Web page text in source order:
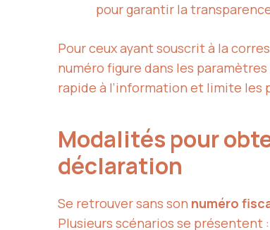
pour garantir la
Pour ceux ayant souscrit à la
numéro figure dans les
rapide à l’information et limite les
Modalités pour
déclaration
Se retrouver sans son numéro
Plusieurs scénarios se présentent :